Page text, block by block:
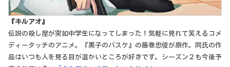
『キルアオ』
伝説の殺し屋が突如中学生になってしまった！気軽に見れて笑えるコメ
ディータッチのアニメ。『黒子のバスケ』の藤巻忠俊が原作。同氏の作
品はいつも人を見る目が温かいところが好きです。シーズン２も今後予